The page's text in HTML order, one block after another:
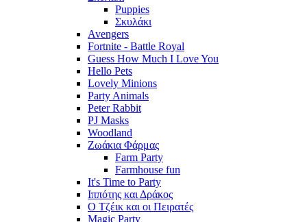
Puppies
Σκυλάκι
Avengers
Fortnite - Battle Royal
Guess How Much I Love You
Hello Pets
Lovely Minions
Party Animals
Peter Rabbit
PJ Masks
Woodland
Ζωάκια Φάρμας
Farm Party
Farmhouse fun
It's Time to Party
Ιππότης και Δράκος
Ο Τζέικ και οι Πειρατές
Magic Party